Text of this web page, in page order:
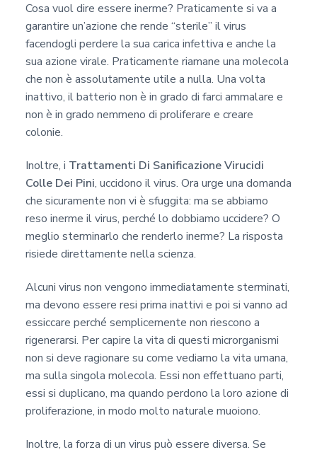
Cosa vuol dire essere inerme? Praticamente si va a
garantire un’azione che rende “sterile” il virus
facendogli perdere la sua carica infettiva e anche la
sua azione virale. Praticamente riamane una molecola
che non è assolutamente utile a nulla. Una volta
inattivo, il batterio non è in grado di farci ammalare e
non è in grado nemmeno di proliferare e creare
colonie.
Inoltre, i Trattamenti Di Sanificazione Virucidi
Colle Dei Pini, uccidono il virus. Ora urge una domanda
che sicuramente non vi è sfuggita: ma se abbiamo
reso inerme il virus, perché lo dobbiamo uccidere? O
meglio sterminarlo che renderlo inerme? La risposta
risiede direttamente nella scienza.
Alcuni virus non vengono immediatamente sterminati,
ma devono essere resi prima inattivi e poi si vanno ad
essiccare perché semplicemente non riescono a
rigenerarsi. Per capire la vita di questi microrganismi
non si deve ragionare su come vediamo la vita umana,
ma sulla singola molecola. Essi non effettuano parti,
essi si duplicano, ma quando perdono la loro azione di
proliferazione, in modo molto naturale muoiono.
Inoltre, la forza di un virus può essere diversa. Se